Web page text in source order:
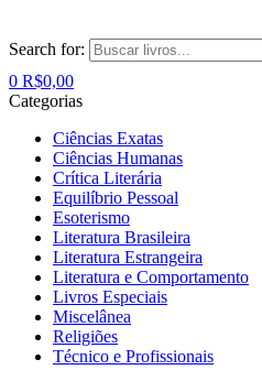
Search for:
0 R$0,00
Categorias
Ciências Exatas
Ciências Humanas
Crítica Literária
Equilíbrio Pessoal
Esoterismo
Literatura Brasileira
Literatura Estrangeira
Literatura e Comportamento
Livros Especiais
Miscelânea
Religiões
Técnico e Profissionais